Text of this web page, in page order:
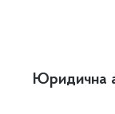
Юридична